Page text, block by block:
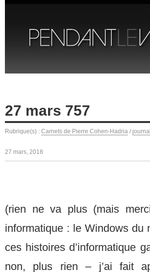
27 mars 757
Rubrique(s) : Carnets de Pierre Cohen-Hadria /
27 mars, 2018
(rien ne va plus (mais
informatique : le Windows du
ces histoires d’informatique
non, plus rien – j’ai fait